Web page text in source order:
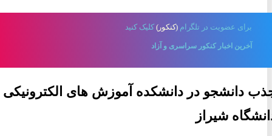
عضویت در تلگرام(کنکور)کلیک کنید
آخرین اخبار کنکور سراسری و آزاد
دانشجو در دانشکده آموزش های الکترونیکی
شیراز